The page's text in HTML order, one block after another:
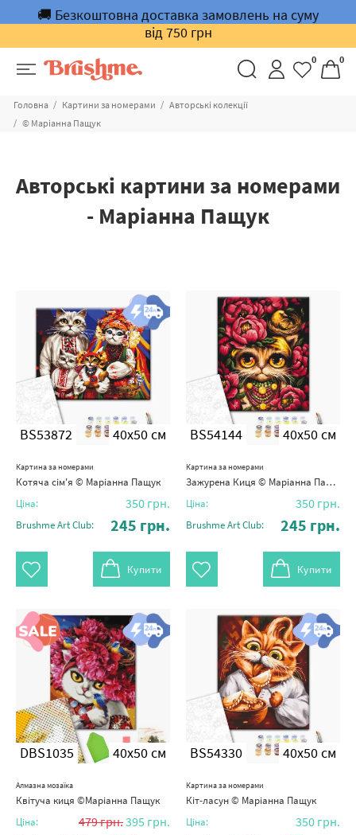
🚚 Безкоштовна доставка замовлень на суму
від 750 грн
0 0
Головна Картини за номерами
Авторські колекції
© Маріанна Пащук
Авторські картини за номерами
- Маріанна Пащук
BS53872 40x50 см
Картина за номерами
Котяча сім'я © Маріанна Пащук
Ціна: 350 грн.
Brushme Art Club: 245 грн.
Купити
BS54144 40x50 см
Картина за номерами
Зажурена Киця © Маріанна Пащук
Ціна: 350 грн.
Brushme Art Club: 245 грн.
Купити
DBS1035 40x50 см
Алмазна мозаїка
Квітуча киця ©Маріанна Пащук
Ціна: 479грн.395 грн.
BS54330 40x50 см
Картина за номерами
Кіт-ласун © Маріанна Пащук
Ціна: 350 грн.